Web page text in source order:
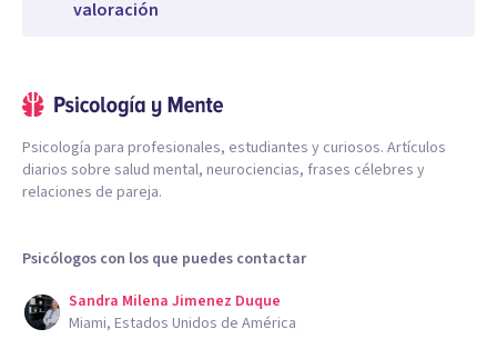
valoración
Psicología para profesionales, estudiantes y curiosos. Artículos
diarios sobre salud mental, neurociencias, frases célebres y
relaciones de pareja.
Psicólogos con los que puedes contactar
Sandra Milena Jimenez Duque
Miami, Estados Unidos de América